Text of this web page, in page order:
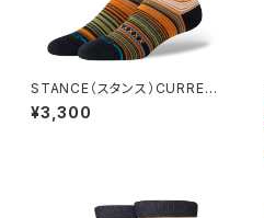
STANCE（スタンス）CURREN
PARKS CREW【UNISEX】Lサ
イズ
¥3,300